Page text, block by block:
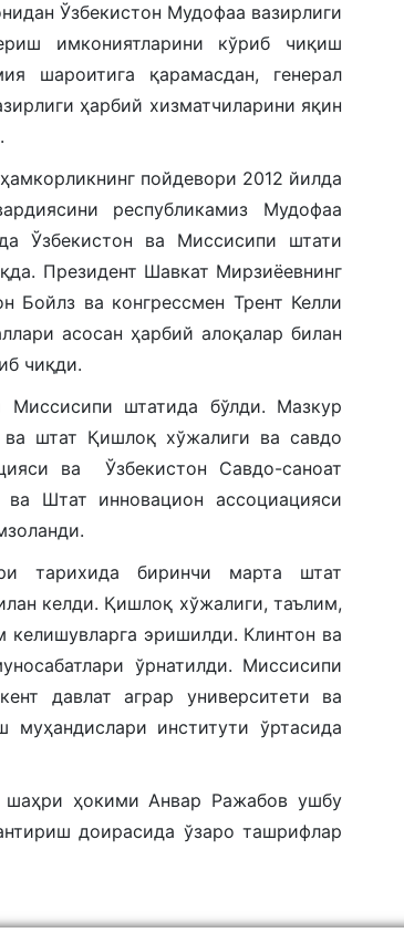
Ўзбекистон Мудофаа вазирлиги
имкониятларини кўриб чиқиш
шароитига қарамасдан, генерал
ҳарбий хизматчиларини яқин
пойдевори 2012 йилда
республикамиз Мудофаа
Ўзбекистон ва Миссисипи штати
Президент Шавкат Мирзиёевнинг
Бойлз ва конгрессмен Трент Келли
асосан ҳарбий алоқалар билан
чиқди.
Миссисипи штатида бўлди. Мазкур
штат Қишлоқ хўжалиги ва савдо
ва Ўзбекистон Савдо-саноат
Штат инновацион ассоциацияси
тарихида биринчи марта штат
келди. Қишлоқ хўжалиги, таълим,
эришилди. Клинтон ва
ўрнатилди. Миссисипи
давлат аграр университети ва
институти ўртасида
ҳокими Анвар Ражабов ушбу
доирасида ўзаро ташрифлар